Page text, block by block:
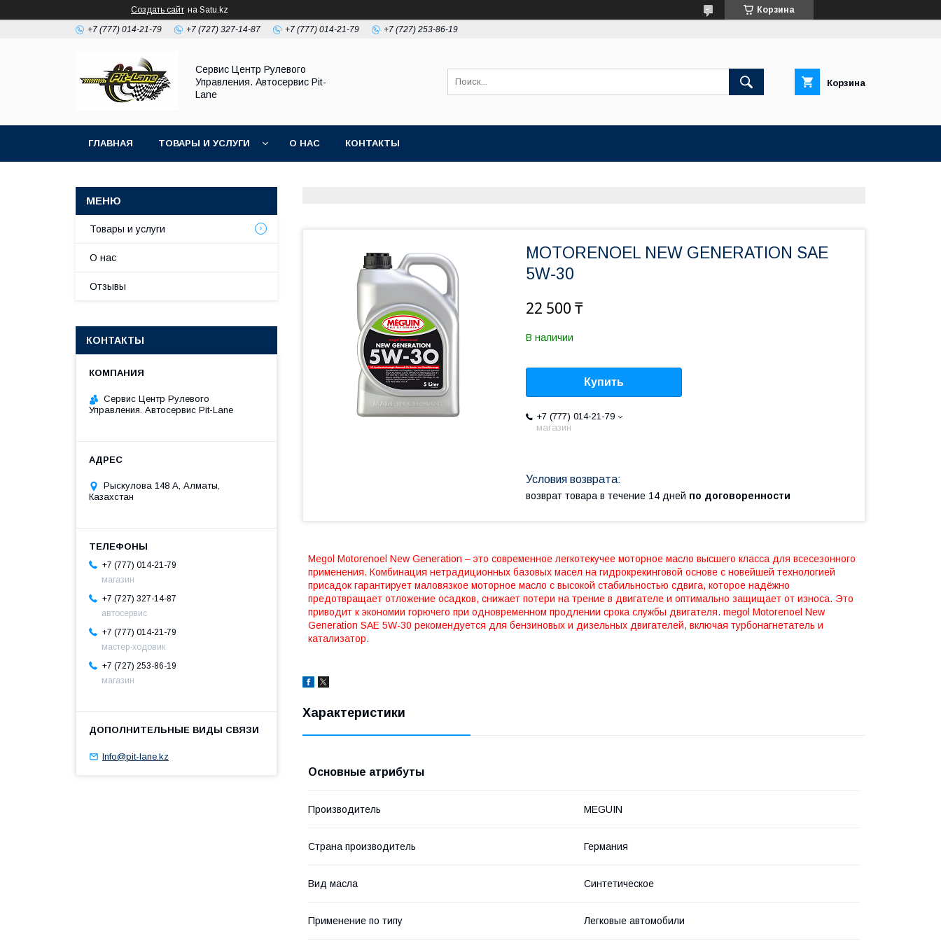
Создать сайт на Satu.kz Корзина
+7 (777) 014-21-79 +7 (727) 327-14-87 +7 (777) 014-21-79 +7 (727) 253-86-19
Сервис Центр Рулевого
Управления. Автосервис Pit-
Lane
Корзина
ГЛАВНАЯ ТОВАРЫ И УСЛУГИ О НАС КОНТАКТЫ
MOTORENOEL NEW GENERATION SAE
5W-30
22 500 ₸
В наличии
Купить
+7 (777) 014-21-79
магазин
возврат товара в течение 14 дней по договоренности
Megol Motorenoel New Generation – это современное легкотекучее моторное масло высшего класса для всесезонного
применения. Комбинация нетрадиционных базовых масел на гидрокрекинговой основе с новейшей технологией
присадок гарантирует маловязкое моторное масло с высокой стабильностью сдвига, которое надёжно
предотвращает отложение осадков, снижает потери на трение в двигателе и оптимально защищает от износа. Это
приводит к экономии горючего при одновременном продлении срока службы двигателя. megol Motorenoel New
Generation SAE 5W-30 рекомендуется для бензиновых и дизельных двигателей, включая турбонагнетатель и
катализатор.
Характеристики
Основные атрибуты
Производитель MEGUIN
Страна производитель Германия
Вид масла Синтетическое
Применение по типу Легковые автомобили
Товары и услуги
О нас
Отзывы
КОНТАКТЫ
Сервис Центр Рулевого
Управления. Автосервис Pit-Lane
Рыскулова 148 A, Алматы,
Казахстан
+7 (777) 014-21-79
магазин
+7 (727) 327-14-87
автосервис
+7 (777) 014-21-79
мастер-ходовик
+7 (727) 253-86-19
магазин
Info@pit-lane.kz